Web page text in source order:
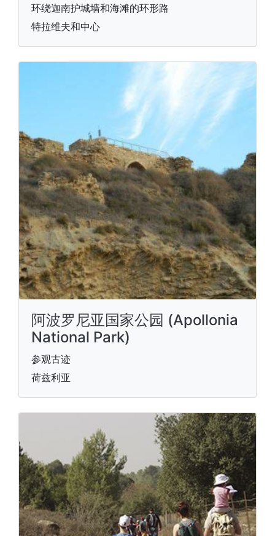
环绕迦南护城墙和海滩的环形路
特拉维夫和中心
阿波罗尼亚国家公园 (Apollonia
National Park)
参观古迹
荷兹利亚